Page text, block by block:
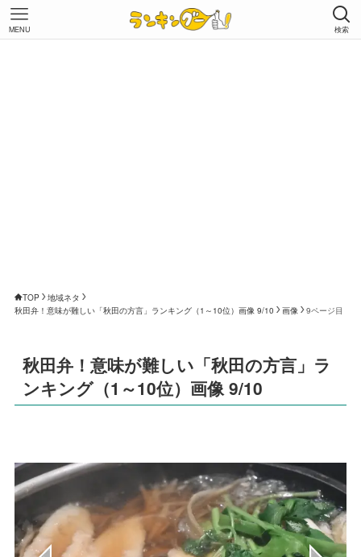
検索
MENU
TOP
地域ネタ
秋田弁！意味が難しい「秋田の方言」ランキング（1～10位）画像 9/10
画像 9ページ目
秋田弁！意味が難しい「秋田の方言」ラ
ンキング（1～10位）画像 9/10